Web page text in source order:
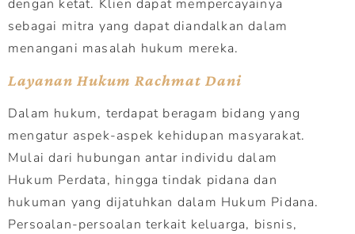
dengan ketat. Klien dapat mempercayainya
sebagai mitra yang dapat diandalkan dalam
menangani masalah hukum mereka.
Layanan Hukum Rachmat Dani
Dalam hukum, terdapat beragam bidang yang
mengatur aspek-aspek kehidupan masyarakat.
Mulai dari hubungan antar individu dalam
Hukum Perdata, hingga tindak pidana dan
hukuman yang dijatuhkan dalam Hukum Pidana.
Persoalan-persoalan terkait keluarga, bisnis,